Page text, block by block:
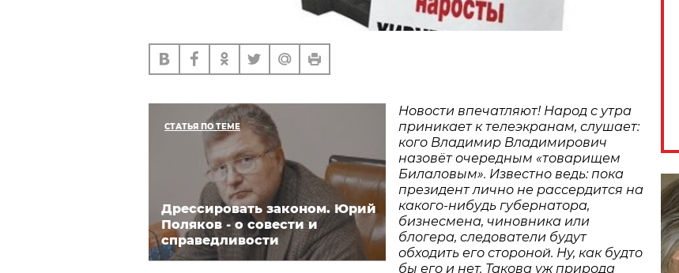
СТАТЬЯ ПО ТЕМЕ
Дрессировать законом. Юрий
Поляков - о совести и
справедливости
Новости впечатляют! Народ с утра
приникает к телеэкранам, слушает:
кого Владимир Владимирович
назовёт очередным «товарищем
Билаловым». Известно ведь: пока
президент лично не рассердится на
какого-нибудь губернатора,
бизнесмена, чиновника или
блогера, следователи будут
обходить его стороной. Ну, как будто
бы его и нет. Такова уж природа